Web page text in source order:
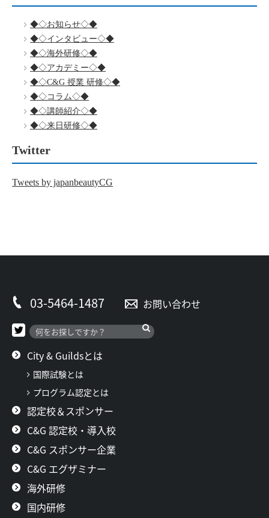
◆◇お知らせ◇◆
◆◇インタビュー◇◆
◆◇海外研修◇◆
◆◇アカデミー◇◆
◆◇C&G 授業 研修◇◆
◆◇コラム◇◆
◆◇講師紹介◇◆
◆◇来日研修◇◆
Twitter
Tweets by japanbeautyCG
03-5464-1487 お問い合わせ
City & Guildsとは
国際試験とは
プログラム認定とは
認定校＆スポンサー
C&G 認定校・導入校
C&G スポンサー企業
C&G エグザミナー
海外研修
国内研修